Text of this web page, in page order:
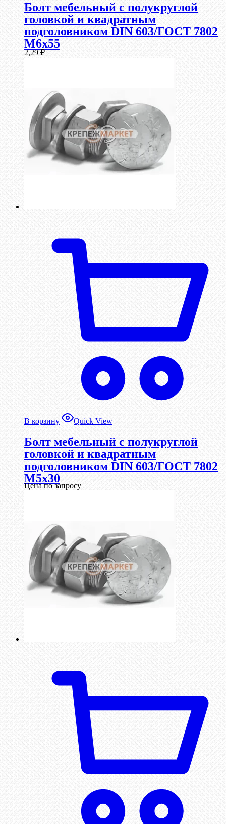
Болт мебельный с полукруглой
головкой и квадратным
подголовником DIN 603/ГОСТ 7802
М6х55
2,29₽
В корзину Quick View
Болт мебельный с полукруглой
головкой и квадратным
подголовником DIN 603/ГОСТ 7802
М5х30
Цена по запросу